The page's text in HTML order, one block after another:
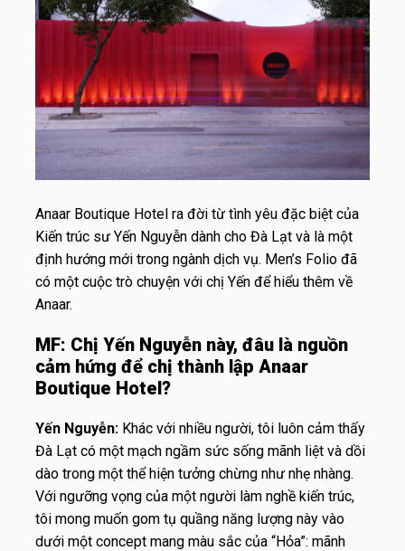
Anaar Boutique Hotel ra đời từ tình yêu đặc biệt của
Kiến trúc sư Yến Nguyễn dành cho Đà Lạt và là một
định hướng mới trong ngành dịch vụ. Men’s Folio đã
có một cuộc trò chuyện với chị Yến để hiểu thêm về
Anaar.
MF: Chị Yến Nguyễn này, đâu là nguồn
cảm hứng để chị thành lập Anaar
Boutique Hotel?
Yến Nguyễn: Khác với nhiều người, tôi luôn cảm thấy
Đà Lạt có một mạch ngầm sức sống mãnh liệt và dồi
dào trong một thể hiện tưởng chừng như nhẹ nhàng.
Với ngưỡng vọng của một người làm nghề kiến trúc,
tôi mong muốn gom tụ quầng năng lượng này vào
dưới một concept mang màu sắc của “Hỏa”: mãnh